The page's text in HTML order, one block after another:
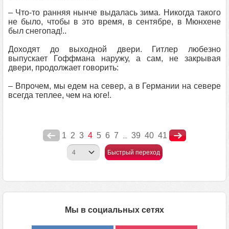
– Что-то ранняя нынче выдалась зима. Никогда такого
не было, чтобы в это время, в сентябре, в Мюнхене
был снегопад!..
Доходят до выходной двери. Гитлер любезно
выпускает Гоффмана наружу, а сам, не закрывая
двери, продолжает говорить:
– Впрочем, мы едем на север, а в Германии на севере
всегда теплее, чем на юге!.
1 2 3 4 5 6 7 ... 39 40 41
Быстрый переход
Мы в социальных сетях